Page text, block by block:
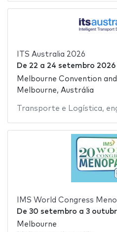
ITS Australia 2026
De 22 a 24 setembro 2026
Melbourne Convention
Melbourne, Austrália
Transporte e Logística,
IMS World Congress
De 30 setembro a 3
Melbourne